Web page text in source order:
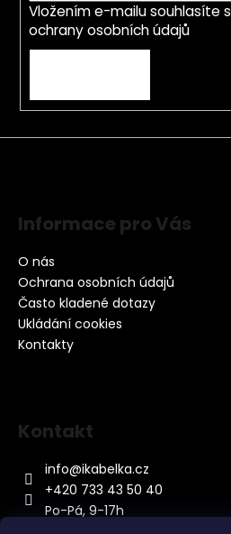
Vložením e-mailu souhlasíte s
ochrany osobních údajů
Informace pro Vás
O nás
Ochrana osobních údajů
Často kladené dotazy
Ukládání cookies
Kontakty
Kontakt
info@ikabelka.cz
+420 733 43 50 40
Po-Pá, 9-17h